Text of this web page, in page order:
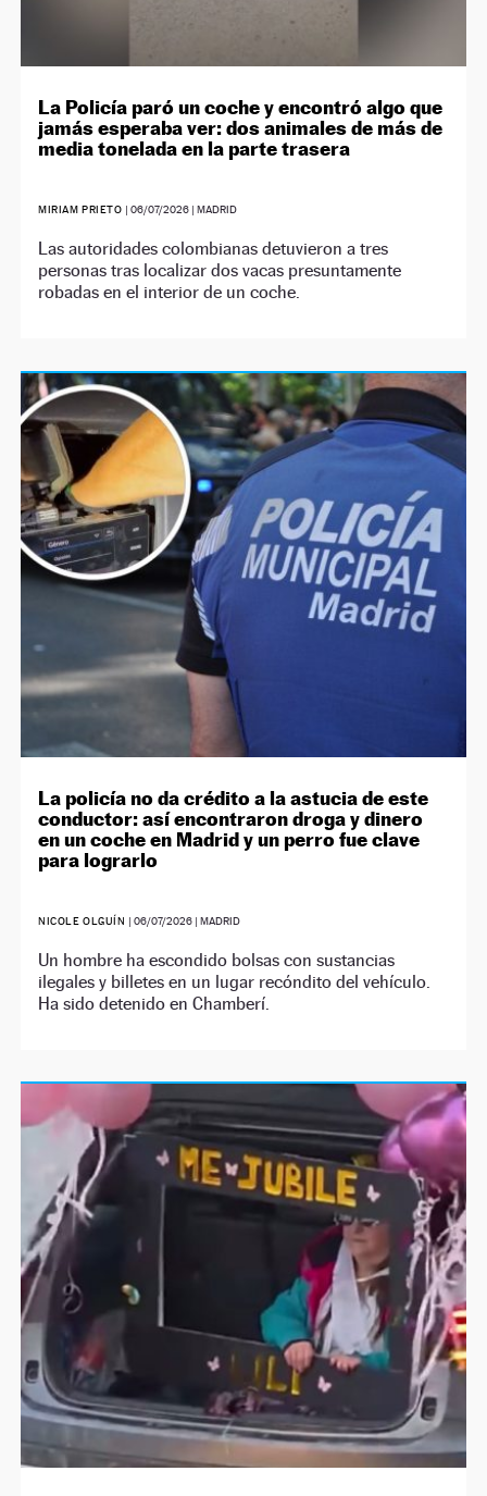
La Policía paró un coche y encontró algo que
jamás esperaba ver: dos animales de más de
media tonelada en la parte trasera
MIRIAM PRIETO | 06/07/2026| MADRID
Las autoridades colombianas detuvieron a tres
personas tras localizar dos vacas presuntamente
robadas en el interior de un coche.
La policía no da crédito a la astucia de este
conductor: así encontraron droga y dinero
en un coche en Madrid y un perro fue clave
para lograrlo
NICOLE OLGUÍN | 06/07/2026| MADRID
Un hombre ha escondido bolsas con sustancias
ilegales y billetes en un lugar recóndito del vehículo.
Ha sido detenido en Chamberí.